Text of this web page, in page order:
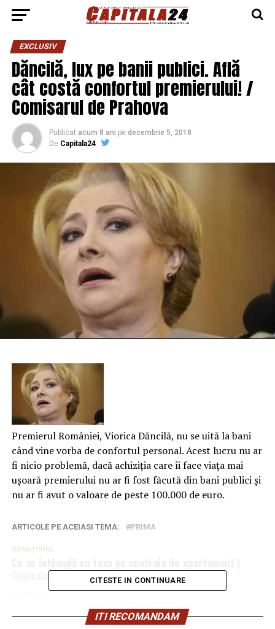
EXCLUSIV
Dăncilă, lux pe banii publici. Află
cât costă confortul premierului! /
Comisarul de Prahova
Publicat acum 8 ani pe decembrie 5, 2018
De Capitala24
Premierul României, Viorica Dăncilă, nu se uită la bani
când vine vorba de confortul personal. Acest lucru nu ar
fi nicio problemă, dacă achiziția care îi face viața mai
ușoară premierului nu ar fi fost făcută din bani publici și
nu ar fi avut o valoare de peste 100.000 de euro.
ARTICOLE PE ACEIASI TEMA: PRIMA
URMATORUL
Capitala24
Udrea si Bica – doua piei atirnate in par – Comisarul de
Prahova
CITESTE IN CONTINUARE
ITI RECOMANDAM